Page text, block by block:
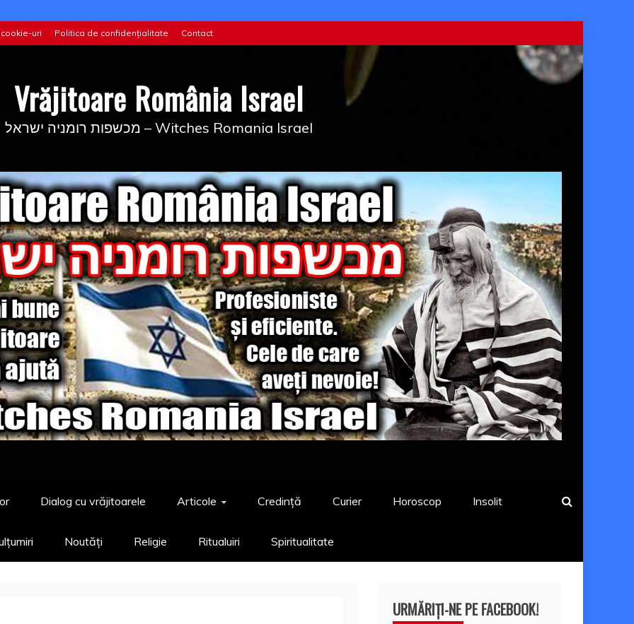
uri Politica de confidențialitate Contact
Vrăjitoare România Israel
מכשפות רומניה ישראל – Witches Romania Israel
Dialog cu vrăjitoarele Articole Credință Curier Horoscop Insolit
Noutăți Religie Ritualuiri Spiritualitate
URMĂRIȚI-NE PE FACEBOOK!